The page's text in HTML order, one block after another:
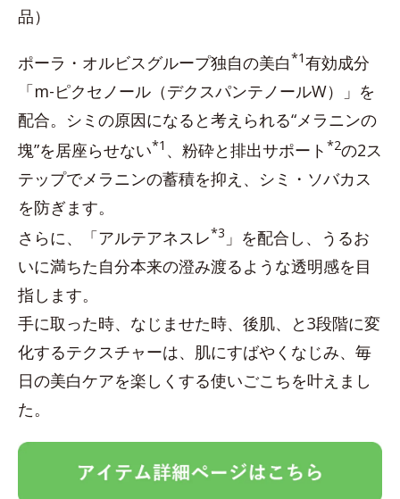
品）
ポーラ・オルビスグループ独自の美白*1有効成分
「m-ピクセノール（デクスパンテノールW）」を
配合。シミの原因になると考えられる“メラニンの
塊”を居座らせない*1 、粉砕と排出サポート *2の2ス
テップでメラニンの蓄積を抑え、シミ・ソバカス
を防ぎます。
さらに、「アルテアネスレ*3 」を配合し、うるお
いに満ちた自分本来の澄み渡るような透明感を目
指します。
手に取った時、なじませた時、後肌、と3段階に変
化するテクスチャーは、肌にすばやくなじみ、毎
日の美白ケアを楽しくする使いごこちを叶えまし
た。